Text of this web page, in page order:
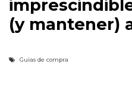
(y mantener)
Guias de compra